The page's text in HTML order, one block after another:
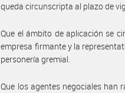
queda circunscripta al plazo de
Que el ámbito de aplicación se
empresa firmante y la
personería gremial.
Que los agentes negociales han